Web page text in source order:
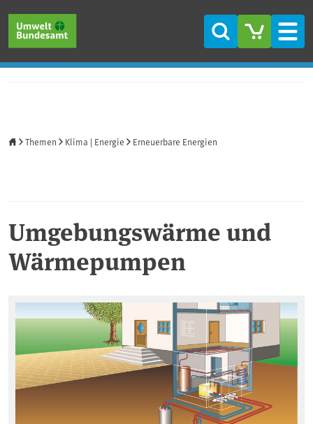
Suche
Themen Klima | Energie Erneuerbare Energien
Umgebungswärme und
Wärmepumpen